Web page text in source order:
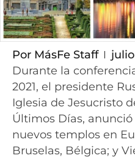
Por MásFe Staff
julio
Durante la
2021, el presidente
Iglesia de Jesucristo
Últimos Días,
nuevos templos en
Bruselas, Bélgica; y